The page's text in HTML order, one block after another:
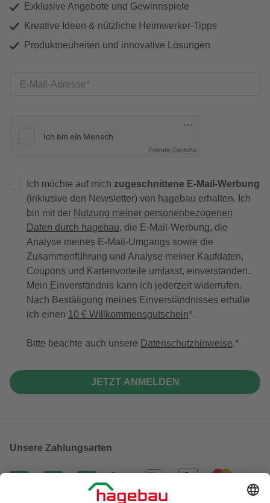
Exklusive Angebote und Gewinnspiele
Kreative Ideen & nützliche Heimwerker-Tipps
Produktneuheiten und innovative Lösungen
E-Mail-Adresse
Friendly Captcha
Ich möchte auf mich zugeschnittene E-Mail-Werbung
(inklusive den Newsletter) von hagebau erhalten. Ich
bin mit der Nutzung meiner personenbezogenen
Daten durch hagebau, die E-Mail-Werbung, die
Analyse meines E-Mail-Umgangs sowie die
Zusammenführung und Analyse meiner Kaufdaten,
Coupons und Kartenvorteile umfasst, einverstanden.
Mein Einverständnis kann ich jederzeit widerrufen.
Nach Bestätigung meines Einverständnisses erhalte
ich einen 10 € Willkommensgutschein*.
Bitte beachte auch unsere Datenschutzhinweise.
JETZT ANMELDEN
Unsere Zahlungsarten